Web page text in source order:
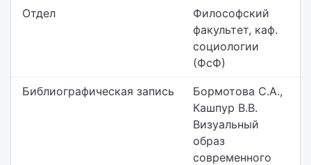
Отдел
Философский
факультет, каф.
социологии
(ФсФ)
Библиографическая запись
Бормотова С.А.,
Кашпур В.В.
Визуальный
образ
современного